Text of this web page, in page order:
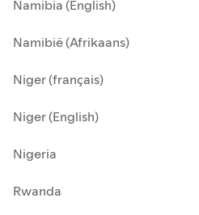
Namibia (English)
Namibië (Afrikaans)
Niger (français)
Niger (English)
Nigeria
Rwanda